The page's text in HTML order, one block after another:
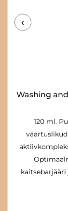
Washing
120 ml.